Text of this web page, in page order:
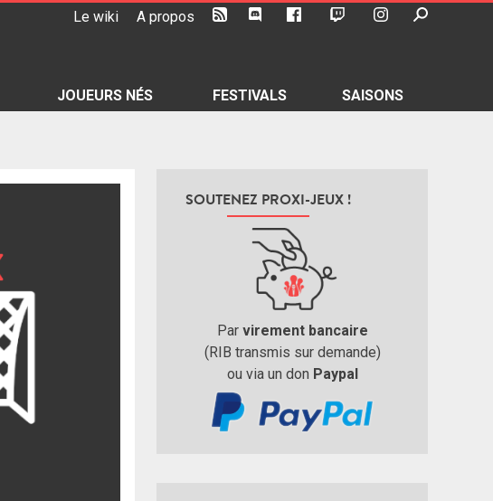
Le wiki A propos
JOUEURS NÉS FESTIVALS SAISONS
SOUTENEZ PROXI-JEUX !
Par virement bancaire
(RIB transmis sur demande)
ou via un don Paypal